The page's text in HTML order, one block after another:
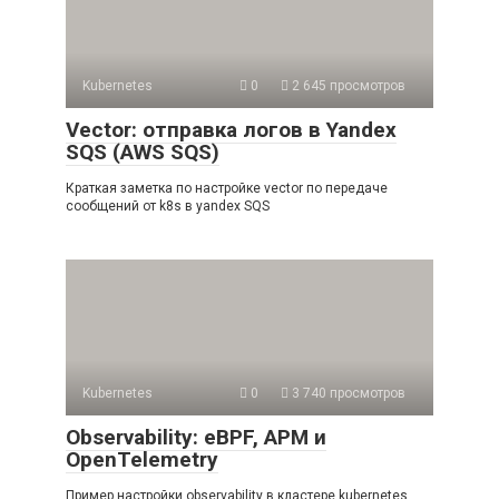
Kubernetes 0 2 645 просмотров
Vector: отправка логов в Yandex
SQS (AWS SQS)
Краткая заметка по настройке vector по передаче
сообщений от k8s в yandex SQS
Kubernetes 0 3 740 просмотров
Observability: eBPF, APM и
OpenTelemetry
Пример настройки observability в кластере kubernetes